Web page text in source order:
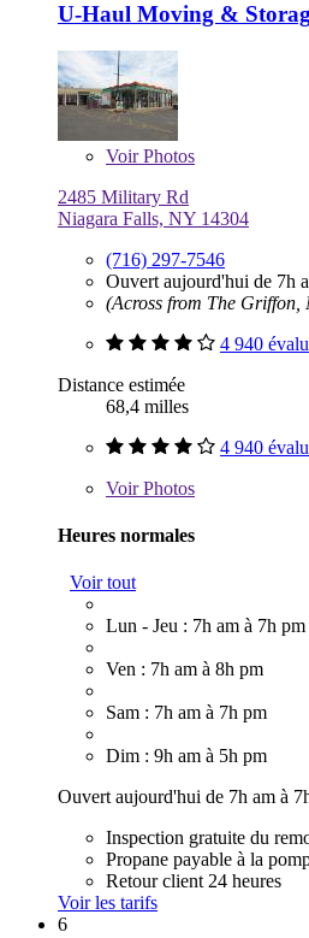
U-Haul Moving &
VoirPhotos
2485 Military Rd
Niagara Falls, NY 14304
(716) 297-7546
Ouvert aujourd'hui de 7h
(Across from The
4 940
Distance estimée
68,4 milles
4 940
VoirPhotos
Heures normales
Voir tout
Lun - Jeu : 7h am à 7h pm
Ven : 7h am à 8h pm
Sam : 7h am à 7h pm
Dim : 9h am à 5h pm
Ouvert aujourd'hui de 7h am à
Inspection gratuite du
Propane payable à la
Retour client 24 heures
Voir les tarifs
6